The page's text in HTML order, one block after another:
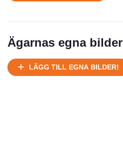
Ägarnas egna
LÄGG TILL EGNA BILDER!